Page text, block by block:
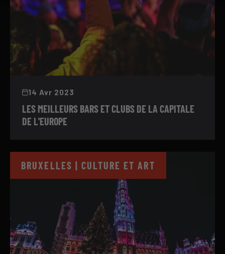
14 Avr 2023
LES MEILLEURS BARS ET CLUBS DE LA CAPITALE
DE L'EUROPE
BRUXELLES | CULTURE ET ART